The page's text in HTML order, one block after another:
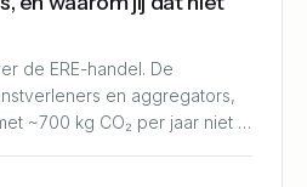
de ERE-handel. De
en aggregators,
~700 kg CO₂ per jaar niet in